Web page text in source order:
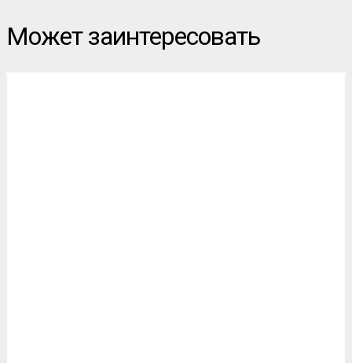
Может заинтересовать